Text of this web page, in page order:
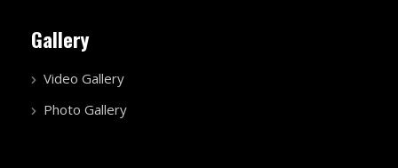
Gallery
Video Gallery
Photo Gallery